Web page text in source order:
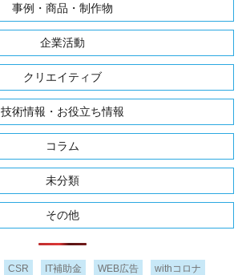
事例・商品・制作物
企業活動
クリエイティブ
技術情報・お役立ち情報
コラム
未分類
その他
CSR IT補助金 WEB広告 withコロナ